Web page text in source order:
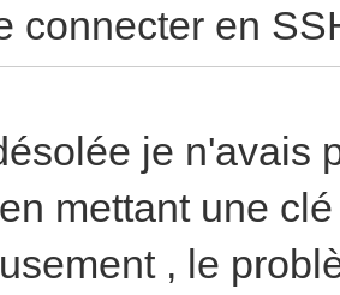
connecter en
je n'avais
mettant une
, le